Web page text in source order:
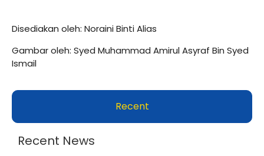
Disediakan oleh: Noraini Binti Alias
Gambar oleh: Syed Muhammad Amirul Asyraf Bin Syed
Ismail
Recent
Recent News